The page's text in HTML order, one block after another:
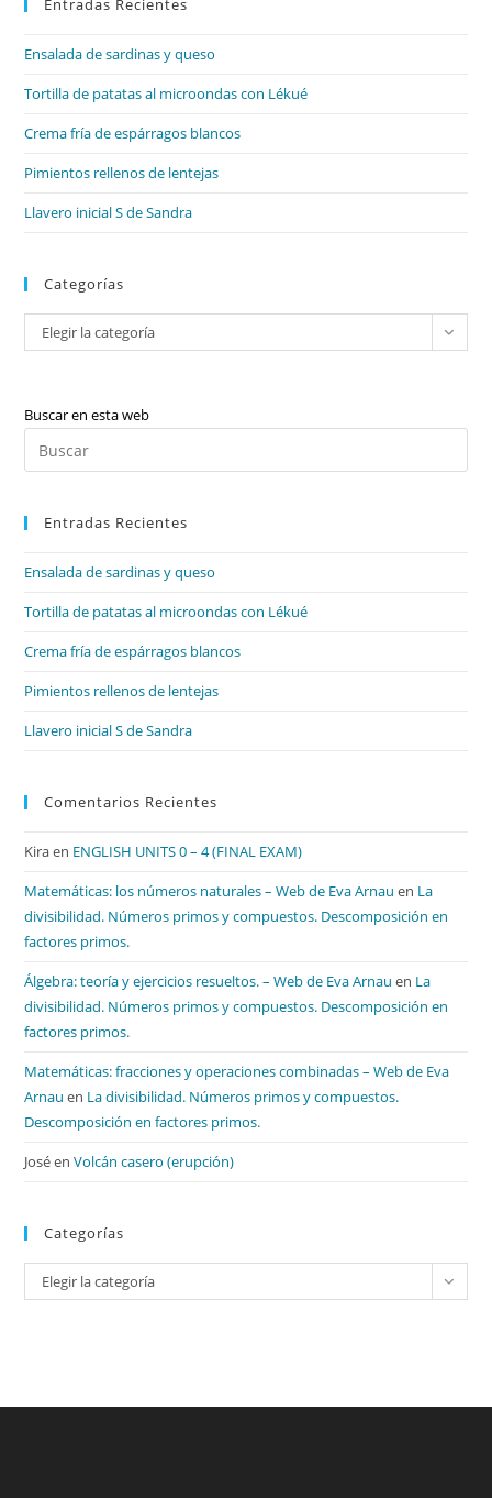
Entradas Recientes
Ensalada de sardinas y queso
Tortilla de patatas al microondas con Lékué
Crema fría de espárragos blancos
Pimientos rellenos de lentejas
Llavero inicial S de Sandra
Categorías
Categorías
Elegir la categoría
Buscar en esta web
Entradas Recientes
Ensalada de sardinas y queso
Tortilla de patatas al microondas con Lékué
Crema fría de espárragos blancos
Pimientos rellenos de lentejas
Llavero inicial S de Sandra
Comentarios Recientes
Kiraen ENGLISH UNITS 0 – 4 (FINAL EXAM)
Matemáticas: los números naturales – Web de Eva Arnau en La
divisibilidad. Números primos y compuestos. Descomposición en
factores primos.
Álgebra: teoría y ejercicios resueltos. – Web de Eva Arnau en La
divisibilidad. Números primos y compuestos. Descomposición en
factores primos.
Matemáticas: fracciones y operaciones combinadas – Web de Eva
Arnau en La divisibilidad. Números primos y compuestos.
Descomposición en factores primos.
JoséenVolcán casero (erupción)
Categorías
Categorías
Elegir la categoría